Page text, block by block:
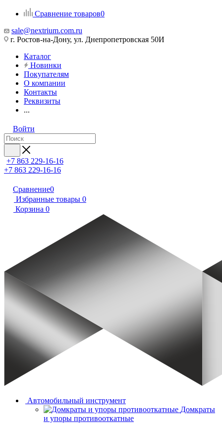
Сравнение товаров0
sale@nextrium.com.ru
г. Ростов-на-Дону, ул. Днепропетровская 50И
Каталог
Новинки
Покупателям
О компании
Контакты
Реквизиты
...
Войти
+7 863 229-16-16
+7 863 229-16-16
Сравнение0
Избранные товары 0
Корзина 0
Автомобильный инструмент
Домкраты
и упоры противооткатные